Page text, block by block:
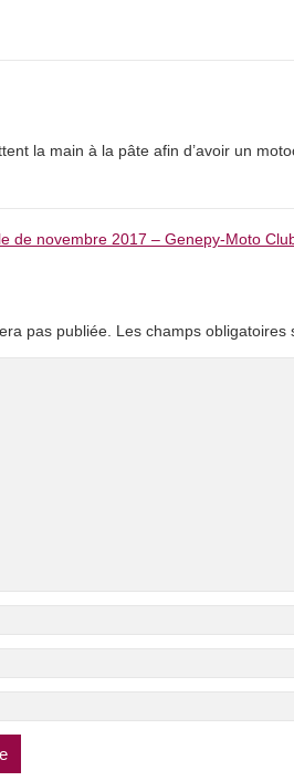
la main à la pâte afin d’avoir un
de novembre 2017 – Genepy-Moto
pas publiée. Les champs obligatoires